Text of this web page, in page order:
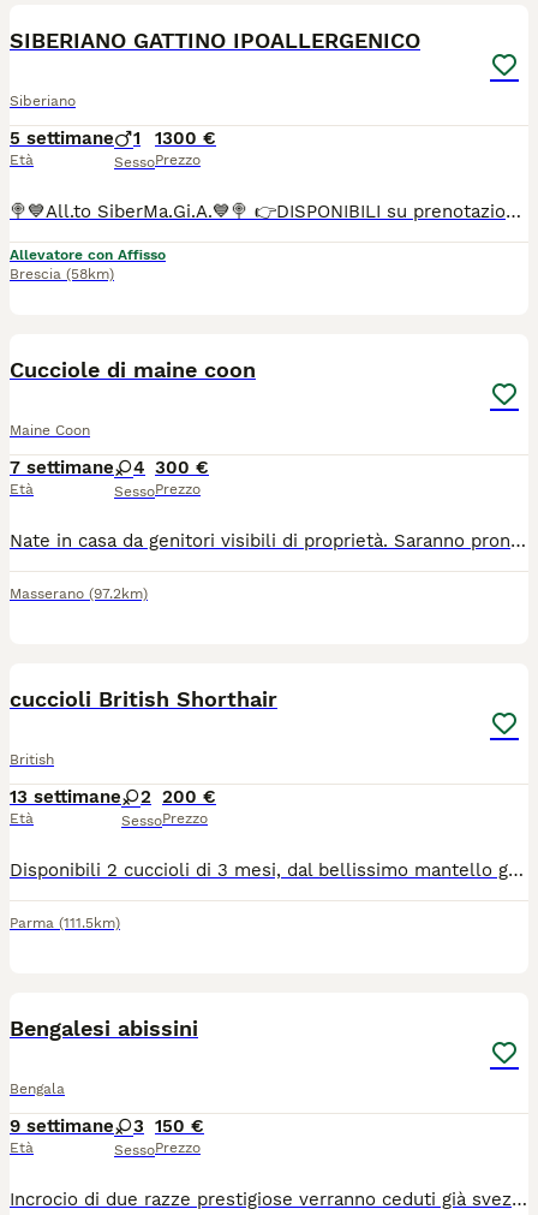
SIBERIANO GATTINO IPOALLERGENICO
Siberiano
5 settimane
Età
1
Sesso
1300 €
Prezzo
🍭💙All.to SiberMa.Gi.A.💙🍭 👉DISPONIBILI su prenotazione siberiani tradizionali!🌟🐱🌟 Maschi e femmine 🩵🩷 ♥️Potranno lasciare l'allevamento dai 90 gg con: 📌Chip 📌Vaccini 📌Profilassi antielmintica completa 📌Snap giardia negativo 📌Coprologico per flottazione negativo 📌profilassi antiparassitaria in corso di validità 📌libretto sanitario 📌certificato di buona salute 📌pedigree RICONOSCIUTO DAL MINISTERO delle politiche agricole 📌copia degli esami Hcm, pkd, Pkdef dei genitori.♥️ 📌Assistenza all' inserimento in famiglia 📌 Assistenza alla nutrizione ♦️Abituati in contesto domestico e famigliare, abituati ai cani, altri gatti e bambini♦️
Allevatore con Affisso
Brescia (58km)
Cucciole di maine coon
Maine Coon
7 settimane
Età
4
Sesso
300 €
Prezzo
Nate in casa da genitori visibili di proprietà. Saranno pronte per le nuove famiglie a partire da fine agosto. Le piccole sono sane, vivaci ed educate alla lettiera. Info. 329 4643260
Masserano (97.2km)
cuccioli British Shorthair
British
13 settimane
Età
2
Sesso
200 €
Prezzo
Disponibili 2 cuccioli di 3 mesi, dal bellissimo mantello grigio chiaro. Sono cresciuti in ambiente familiare, abituati al contatto con le persone, dolci, affettuosi, socievoli e giocherelloni. ✔️ Abituati alla lettiera ✔️ Mangiano autonomamente ✔️ Genitori visibili in foto ✔️ Disponibili foto di mamma, papà e nonni su richiesta
Parma (111.5km)
Bengalesi abissini
Bengala
9 settimane
Età
3
Sesso
150 €
Prezzo
Incrocio di due razze prestigiose verranno ceduti già svezzati e svermati e abituati alla lettiera genitori sottoposti a test della salute . Si richiede solo rimborso spese . Scrivere al 3751170802